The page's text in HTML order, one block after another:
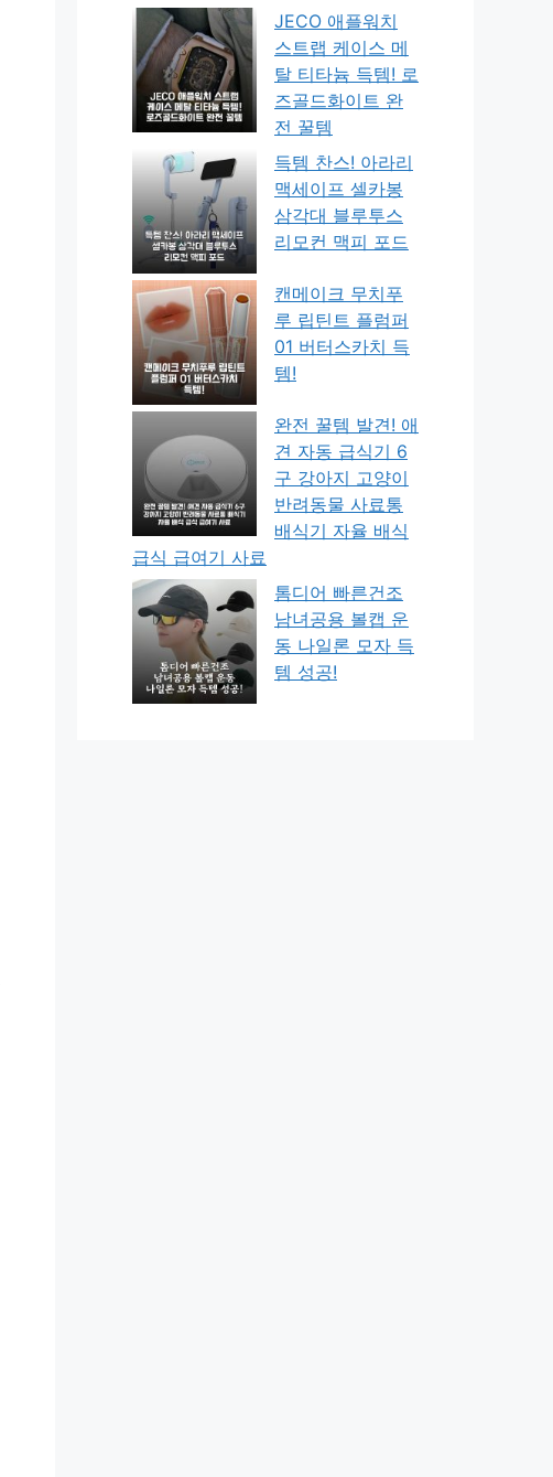
JECO 애플워치
스트랩 케이스 메
탈 티타늄 득템! 로
즈골드화이트 완
전 꿀템
득템 찬스! 아라리
맥세이프 셀카봉
삼각대 블루투스
리모컨 맥피 포드
캔메이크 무치푸
루 립틴트 플럼퍼
01 버터스카치 득
템!
완전 꿀템 발견! 애
견 자동 급식기 6
구 강아지 고양이
반려동물 사료통
배식기 자율 배식
급식 급여기 사료
톰디어 빠른건조
남녀공용 볼캡 운
동 나일론 모자 득
템 성공!